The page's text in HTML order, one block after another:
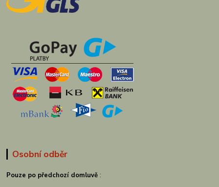
Osobní odběr
Pouze po předchozí domluvě :